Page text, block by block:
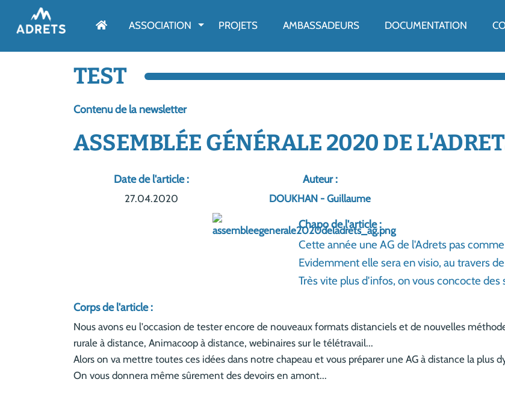
ASSOCIATION AFFICHER LE MENU
PROJETS AMBASSADEURS DOCUMENTATION
TEST
Contenu de la newsletter
ASSEMBLÉE GÉNÉRALE 2020 DE
Date de l'article :
27.04.2020
Auteur :
DOUKHAN - Guillaume
Chapo de l'article :
Cette année une AG de l'Adrets pas
Evidemment elle sera en visio, au travers
Très vite plus d'infos, on vous concocte des
Corps de l'article :
Nous avons eu l'occasion de tester encore de nouveaux formats distanciels et de nouvelles
rurale à distance, Animacoop à distance, webinaires sur le télétravail...
Alors on va mettre toutes ces idées dans notre chapeau et vous préparer une AG à distance la plus
On vous donnera même sûrement des devoirs en amont...